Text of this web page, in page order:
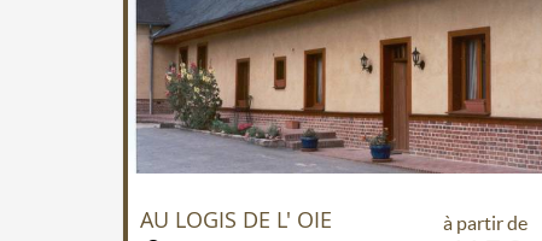
à partir de
AU LOGIS DE L' OIE